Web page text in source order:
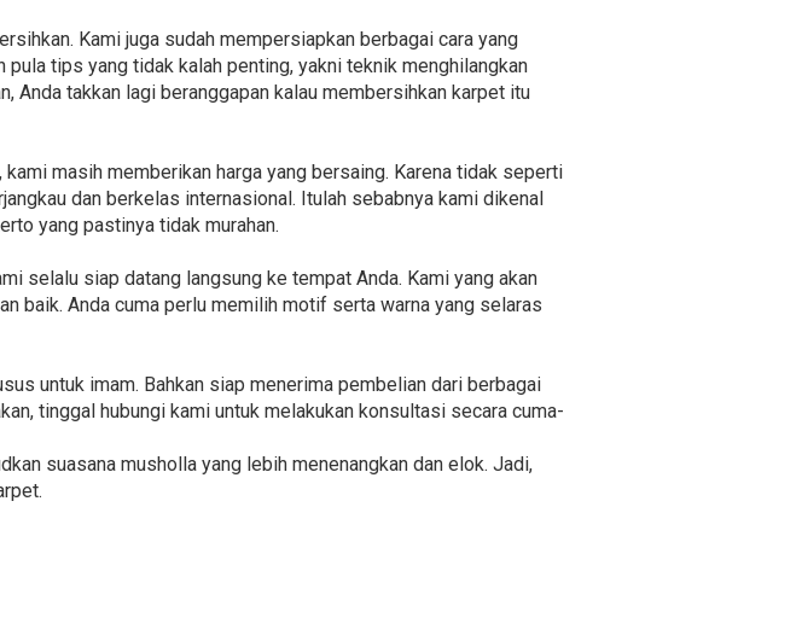
Kami juga sudah mempersiapkan berbagai cara yang
tips yang tidak kalah penting, yakni teknik menghilangkan
Anda takkan lagi beranggapan kalau membersihkan karpet itu
masih memberikan harga yang bersaing. Karena tidak seperti
dan berkelas internasional. Itulah sebabnya kami dikenal
yang pastinya tidak murahan.
selalu siap datang langsung ke tempat Anda. Kami yang akan
baik. Anda cuma perlu memilih motif serta warna yang selaras
untuk imam. Bahkan siap menerima pembelian dari berbagai
tinggal hubungi kami untuk melakukan konsultasi secara cuma-
suasana musholla yang lebih menenangkan dan elok. Jadi,